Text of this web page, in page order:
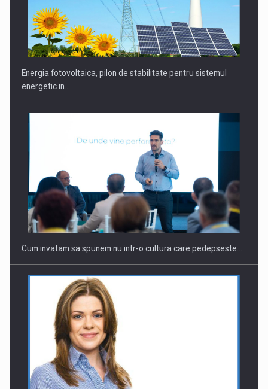
CEO Conference - Shaping The Future - Technology and…
Webinar - Business Evolution-RETHINK STRATEGY-Finantare
Investitii Digitalizare
Energia fotovoltaica, pilon de stabilitate pentru sistemul
energetic in…
Cum invatam sa spunem nu intr-o cultura care pedepseste…